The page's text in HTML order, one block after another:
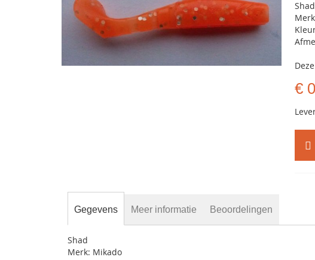
afbeeldingen-
gallerij
Shad
€
Gegevens
Shad
Merk: Mikado
Meer informatie Beoordelingen